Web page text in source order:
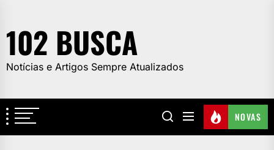
the
content
102 BUSCA
Notícias e Artigos Sempre Atualizados
NOVAS